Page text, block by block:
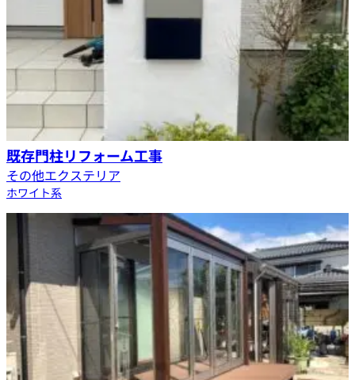
既存門柱リフォーム工事
その他エクステリア
ホワイト系